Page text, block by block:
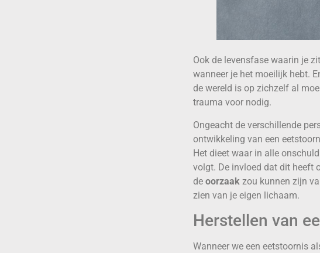
Ook de levensfase waarin je
wanneer je het moeilijk hebt.
de wereld is op zichzelf al
trauma voor nodig.
Ongeacht de verschillende
ontwikkeling van een
Het dieet waar in alle
volgt. De invloed dat dit heeft
de oorzaak zou kunnen zijn
zien van je eigen lichaam.
Herstellen van
Wanneer we een eetstoornis